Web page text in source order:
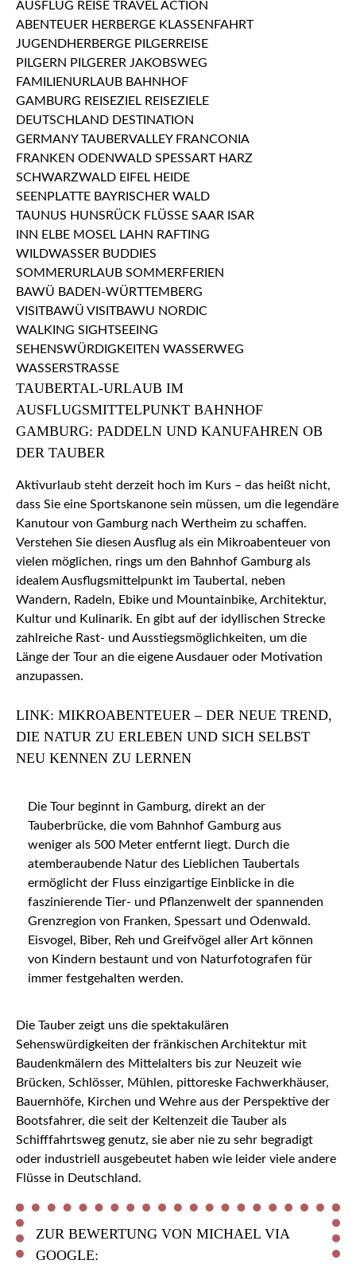
TAUBERTAL-URLAUB IM
AUSFLUGSMITTELPUNKT BAHNHOF
GAMBURG: PADDELN UND KANUFAHREN OB
DER TAUBER
Aktivurlaub steht derzeit hoch im Kurs – das heißt nicht,
dass Sie eine Sportskanone sein müssen, um die legendäre
Kanutour von Gamburg nach Wertheim zu schaffen.
Verstehen Sie diesen Ausflug als ein Mikroabenteuer von
vielen möglichen, rings um den Bahnhof Gamburg als
idealem Ausflugsmittelpunkt im Taubertal, neben
Wandern, Radeln, Ebike und Mountainbike, Architektur,
Kultur und Kulinarik. En gibt auf der idyllischen Strecke
zahlreiche Rast- und Ausstiegsmöglichkeiten, um die
Länge der Tour an die eigene Ausdauer oder Motivation
anzupassen.
LINK: MIKROABENTEUER – DER NEUE TREND,
DIE NATUR ZU ERLEBEN UND SICH SELBST
NEU KENNEN ZU LERNEN
Die Tour beginnt in Gamburg, direkt an der
Tauberbrücke, die vom Bahnhof Gamburg aus
weniger als 500 Meter entfernt liegt. Durch die
atemberaubende Natur des Lieblichen Taubertals
ermöglicht der Fluss einzigartige Einblicke in die
faszinierende Tier- und Pflanzenwelt der spannenden
Grenzregion von Franken, Spessart und Odenwald.
Eisvogel, Biber, Reh und Greifvögel aller Art können
von Kindern bestaunt und von Naturfotografen für
immer festgehalten werden.
Die Tauber zeigt uns die spektakulären
Sehenswürdigkeiten der fränkischen Architektur mit
Baudenkmälern des Mittelalters bis zur Neuzeit wie
Brücken, Schlösser, Mühlen, pittoreske Fachwerkhäuser,
Bauernhöfe, Kirchen und Wehre aus der Perspektive der
Bootsfahrer, die seit der Keltenzeit die Tauber als
Schifffahrtsweg genutz, sie aber nie zu sehr begradigt
oder industriell ausgebeutet haben wie leider viele andere
Flüsse in Deutschland.
ZUR BEWERTUNG VON MICHAEL VIA
GOOGLE: